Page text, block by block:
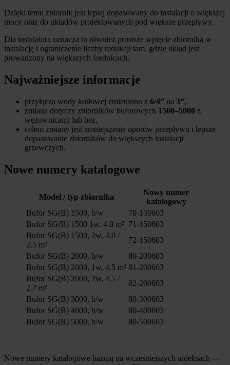
Dzięki temu zbiornik jest lepiej dopasowany do instalacji o większej
mocy oraz do układów projektowanych pod większe przepływy.
Dla instalatora oznacza to również prostsze wpięcie zbiornika w
instalację i ograniczenie liczby redukcji tam, gdzie układ jest
prowadzony na większych średnicach.
Najważniejsze informacje
przyłącza wody kotłowej zmieniono z 6/4” na 3”,
zmiana dotyczy zbiorników buforowych 1500–5000 z
wężownicami lub bez,
celem zmiany jest zmniejszenie oporów przepływu i lepsze
dopasowanie zbiorników do większych instalacji
grzewczych.
Nowe numery katalogowe
Model / typ zbiornika
Nowy numer
katalogowy
Bufor SG(B) 1500, b/w
70-150603
Bufor SG(B) 1500 1w, 4.0 m² 71-150603
Bufor SG(B) 1500, 2w, 4.0 /
2.5 m²
72-150603
Bufor SG(B) 2000, b/w
80-200603
Bufor SG(B) 2000, 1w, 4.5 m² 81-200603
Bufor SG(B) 2000, 2w, 4.5 /
2.7 m²
82-200603
Bufor SG(B) 3000, b/w
80-300603
Bufor SG(B) 4000, b/w
80-400603
Bufor SG(B) 5000, b/w
80-500603
Nowe numery katalogowe bazują na wcześniejszych indeksach —